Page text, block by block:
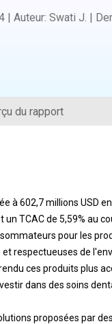
Auteur: Swati J.
du rapport
à 602,7 millions USD
TCAC de 5,59% au
pour les
respectueuses de
ces produits plus
dans des soins
proposées par